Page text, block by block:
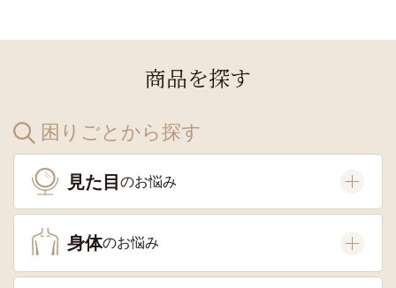
商品を探す
困りごとから探す
見た目
身体